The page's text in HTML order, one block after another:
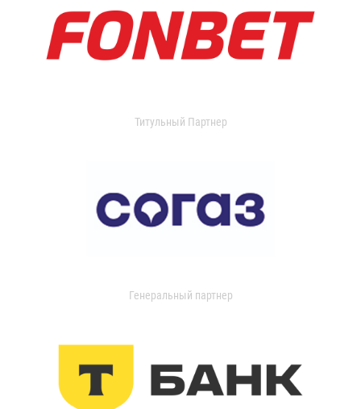
Титульный Партнер
Генеральный партнер